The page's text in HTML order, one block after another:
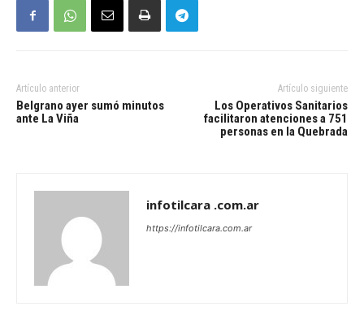
Artículo anterior
Belgrano ayer sumó minutos
ante La Viña
Artículo siguiente
Los Operativos Sanitarios
facilitaron atenciones a 751
personas en la Quebrada
infotilcara .com.ar
https://infotilcara.com.ar